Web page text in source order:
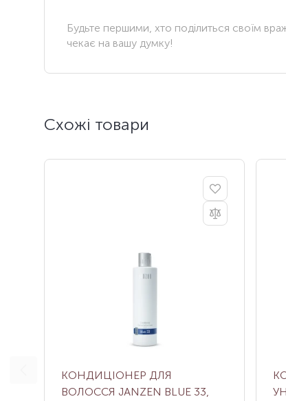
Будьте першими, хто поділиться своїм
чекає на вашу думку!
Схожі товари
КОНДИЦІОНЕР ДЛЯ
ВОЛОССЯ JANZEN BLUE 33,